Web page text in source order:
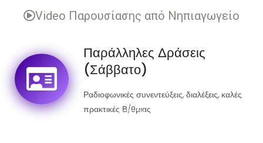
Video Παρουσίασης από Νηπιαγωγείο
Παράλληλες Δράσεις
(Σάββατο)
Ραδιοφωνικές συνεντεύξεις, διαλέξεις, καλές
πρακτικές Β/θμιας